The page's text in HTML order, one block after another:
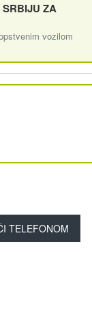
ZA
vozilom
TELEFONOM